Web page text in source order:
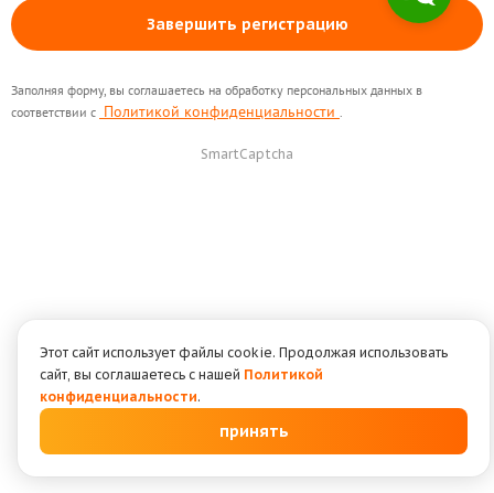
Этот сайт использует файлы cookie. Продолжая использовать
сайт, вы соглашаетесь с нашей Политикой
конфиденциальности.
принять
Завершить регистрацию
Заполняя форму, вы соглашаетесь на обработку персональных данных в
соответствии с Политикой конфиденциальности
SmartCaptcha